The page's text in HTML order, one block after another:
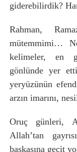
giderebilirdik?
Rahman,
mütemmimi…
kelimeler, en
gönlünde yer
yeryüzünün
arzın imarını,
Oruç günleri,
Allah’tan
başkasına geçit